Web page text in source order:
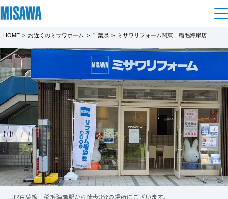
住まい
建てる [注文住宅]
商品ラインアップ
デザイン
テクノロジー（住まいの性能）
建築事例・建築実例
土地活用
個人のお客さま
賃貸住宅
賃貸併用住宅
店舗・各種施設
リフォーム
戸建て・マンション
ミサワリフォームとは
まちづくり
複合開発・投資開発
オーナーサポート
HOME > お近くのミサワホーム > 千葉県 > ミサワリフォーム関東 稲毛海岸店
JR京葉線 稲毛海岸駅から徒歩3分の場所にございます。
都道府県を選択
北海道
北海道
東北
青森県